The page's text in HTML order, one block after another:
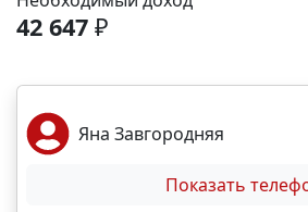
спортивные площадки.
ландшафтный дизайн с зонами
комплексы для разных
собак; - видеонаблюдение и КПП
Преимущества -
и качества; - развитая
шаговой доступности; -
42 647 ₽
Яна Завгородняя
Показать